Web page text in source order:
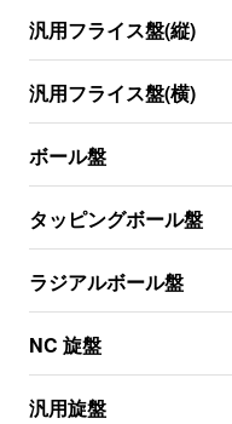
汎用フライス盤(縦)
汎用フライス盤(横)
ボール盤
タッピングボール盤
ラジアルボール盤
NC 旋盤
汎用旋盤